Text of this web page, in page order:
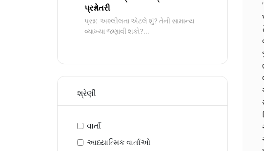
પ્રશ્નોતરી
પ્રશ્ન: અશ્લીલતા એટલે શું? તેની સામાન્ય
વ્યાખ્યા જણાવી શકો?...
શ્રેણી
વાર્તા
આધ્યાત્મિક વાર્તાઓ